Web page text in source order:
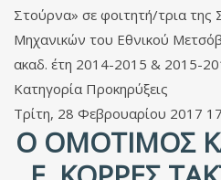
Στούρνα» σε φοιτητή/τρια της
Μηχανικών του Εθνικού
ακαδ. έτη 2014-2015 & 2015-
Κατηγορία Προκηρύξεις
Τρίτη, 28 Φεβρουαρίου 2017
Ο ΟΜΌΤΙΜΟΣ